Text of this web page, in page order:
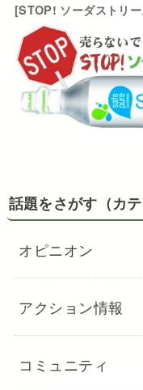
[STOP! ソーダストリ
話題をさがす（カテ
オピニオン
アクション情報
コミュニティ